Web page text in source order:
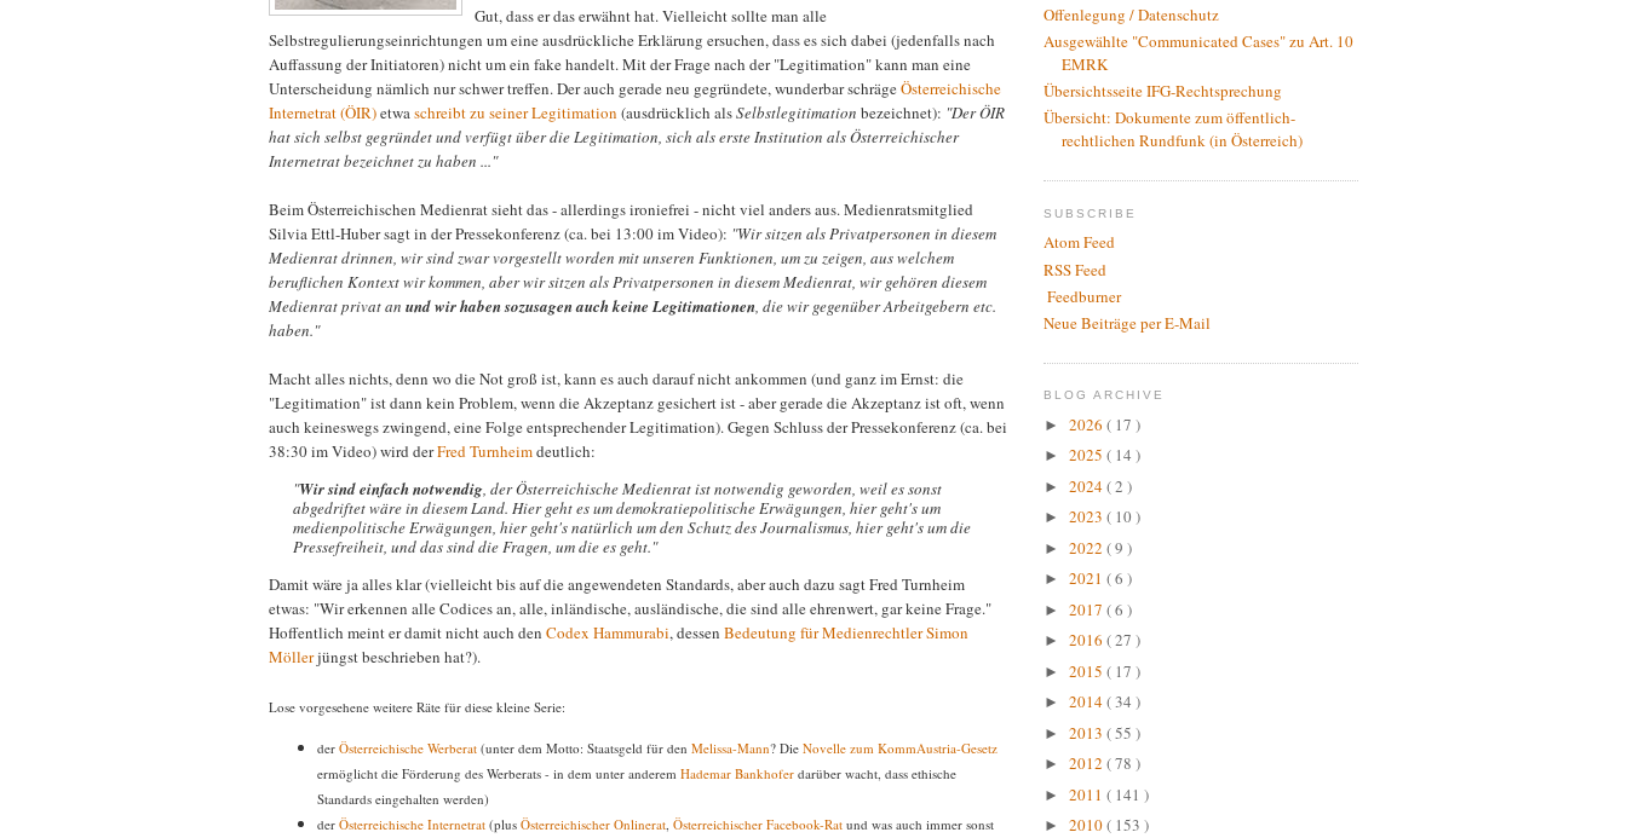
Gut, dass er das erwähnt hat. Vielleicht sollte man alle
Selbstregulierungseinrichtungen um eine ausdrückliche Erklärung ersuchen, dass es sich dabei (jedenfalls nach
Auffassung der Initiatoren) nicht um ein fake handelt. Mit der Frage nach der "Legitimation" kann man eine
Unterscheidung nämlich nur schwer treffen. Der auch gerade neu gegründete, wunderbar schrägeÖsterreichische
Internetrat (ÖIR)etwaschreibt zu seiner Legitimation (ausdrücklich alsSelbstlegitimation bezeichnet): "Der ÖIR
hat sich selbst gegründet und verfügt über die Legitimation, sich als erste Institution als Österreichischer
Internetrat bezeichnet zu haben ..."
Beim Österreichischen Medienrat sieht das - allerdings ironiefrei - nicht viel anders aus. Medienratsmitglied
Silvia Ettl-Huber sagt in der Pressekonferenz (ca. bei 13:00 im Video): "Wir sitzen als Privatpersonen in diesem
Medienrat drinnen, wir sind zwar vorgestellt worden mit unseren Funktionen, um zu zeigen, aus welchem
beruflichen Kontext wir kommen, aber wir sitzen als Privatpersonen in diesem Medienrat, wir gehören diesem
Medienrat privat an und wir haben sozusagen auch keine Legitimationen, die wir gegenüber Arbeitgebern etc.
haben."
Macht alles nichts, denn wo die Not groß ist, kann es auch darauf nicht ankommen (und ganz im Ernst: die
"Legitimation" ist dann kein Problem, wenn die Akzeptanz gesichert ist - aber gerade die Akzeptanz ist oft, wenn
auch keineswegs zwingend, eine Folge entsprechender Legitimation). Gegen Schluss der Pressekonferenz (ca. bei
38:30 im Video) wird derFred Turnheimdeutlich:
"Wir sind einfach notwendig, der Österreichische Medienrat ist notwendig geworden, weil es sonst
abgedriftet wäre in diesem Land. Hier geht es um demokratiepolitische Erwägungen, hier geht's um
medienpolitische Erwägungen, hier geht's natürlich um den Schutz des Journalismus, hier geht's um die
Pressefreiheit, und das sind die Fragen, um die es geht."
Damit wäre ja alles klar (vielleicht bis auf die angewendeten Standards, aber auch dazu sagt Fred Turnheim
etwas: "Wir erkennen alle Codices an, alle, inländische, ausländische, die sind alle ehrenwert, gar keine Frage."
Hoffentlich meint er damit nicht auch den Codex Hammurabi, dessen Bedeutung für Medienrechtler Simon
Möllerjüngst beschrieben hat?).
Lose vorgesehene weitere Räte für diese kleine Serie:
der Österreichische Werberat (unter dem Motto: Staatsgeld für den Melissa-Mann? Die Novelle zum KommAustria-Gesetz
ermöglicht die Förderung des Werberats - in dem unter anderem Hademar Bankhofer darüber wacht, dass ethische
Standards eingehalten werden)
der Österreichische Internetrat (plus Österreichischer Onlinerat, Österreichischer Facebook-Rat und was auch immer sonst
Offenlegung / Datenschutz
Ausgewählte "Communicated Cases" zu Art. 10
EMRK
Übersichtsseite IFG-Rechtsprechung
Übersicht: Dokumente zum öffentlich-
rechtlichen Rundfunk (in Österreich)
SUBSCRIBE
Atom Feed
RSS Feed
Feedburner
Neue Beiträge per E-Mail
BLOG ARCHIVE
► 2026 ( 17 )
► 2025 ( 14 )
► 2024( 2 )
► 2023 ( 10 )
► 2022 ( 9 )
► 2021 ( 6 )
► 2017 ( 6 )
► 2016 ( 27 )
► 2015 ( 17 )
► 2014( 34 )
► 2013 ( 55 )
► 2012 ( 78 )
► 2011 ( 141 )
► 2010( 153 )